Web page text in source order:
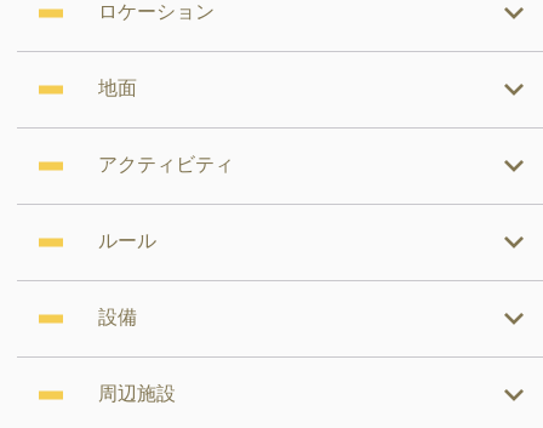
ロケーション
地面
アクティビティ
ルール
設備
周辺施設